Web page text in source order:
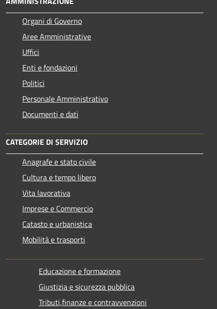
Organi di Governo
Aree Amministrative
Uffici
Enti e fondazioni
Politici
Personale Amministrativo
Documenti e dati
CATEGORIE DI SERVIZIO
Anagrafe e stato civile
Cultura e tempo libero
Vita lavorativa
Imprese e Commercio
Catasto e urbanistica
Mobilità e trasporti
Educazione e formazione
Giustizia e sicurezza pubblica
Tributi,finanze e contravvenzioni